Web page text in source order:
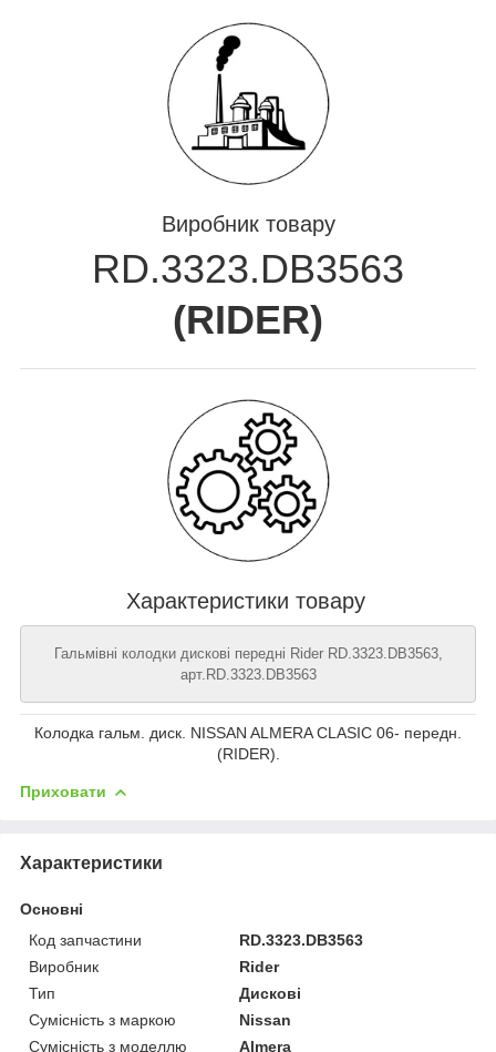
Виробник товару
RD.3323.DB3563
(RIDER)
Характеристики товару
Гальмівні колодки дискові передні Rider RD.3323.DB3563,
арт.RD.3323.DB3563
Колодка гальм. диск. NISSAN ALMERA CLASIC 06- передн.
(RIDER).
Приховати
Характеристики
Основні
Код запчастини
RD.3323.DB3563
Виробник
Rider
Тип
Дискові
Сумісність з маркою
Nissan
Сумісність з моделлю
Almera